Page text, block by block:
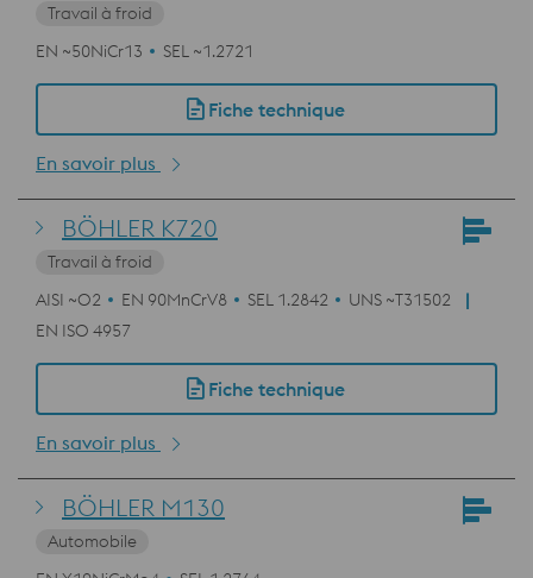
Travail à froid
EN ~50NiCr13
SEL ~1.2721
Fiche technique
En savoir plus
BÖHLER K720
Travail à froid
AISI ~O2
EN 90MnCrV8 SEL 1.2842
UNS ~T31502
EN ISO 4957
Fiche technique
En savoir plus
BÖHLER M130
Automobile